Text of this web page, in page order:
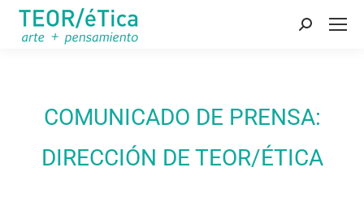
Buscar:
COMUNICADO DE PRENSA:
DIRECCIÓN DE TEOR/ÉTICA